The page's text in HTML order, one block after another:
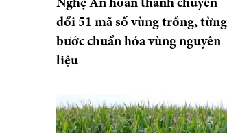
Nghệ An hoàn thành chuyển
đổi 51 mã số vùng trồng, từng
bước chuẩn hóa vùng nguyên
liệu